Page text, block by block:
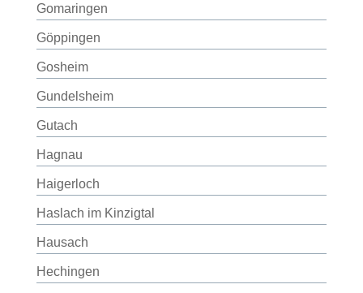
Gomaringen
Göppingen
Gosheim
Gundelsheim
Gutach
Hagnau
Haigerloch
Haslach im Kinzigtal
Hausach
Hechingen